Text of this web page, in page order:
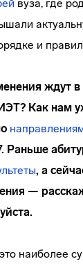
вуза, где
и
ждут в
Как нам
Раньше
, а
—
наиболее